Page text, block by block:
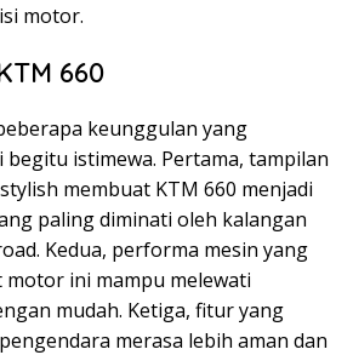
motor.
660
keunggulan yang
istimewa. Pertama, tampilan
membuat KTM 660 menjadi
paling diminati oleh kalangan
Kedua, performa mesin yang
ini mampu melewati
mudah. Ketiga, fitur yang
merasa lebih aman dan